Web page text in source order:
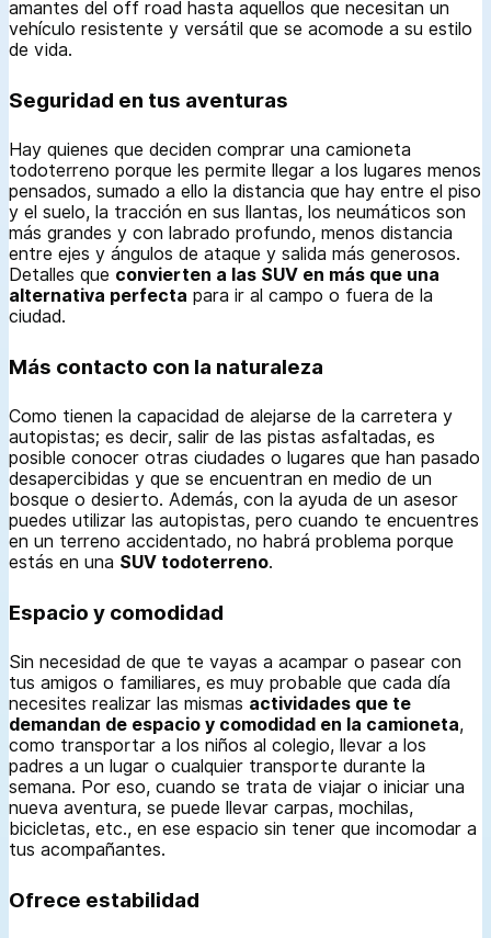
amantes del off road hasta aquellos que necesitan un
vehículo resistente y versátil que se acomode a su estilo
de vida.
Seguridad en tus aventuras
Hay quienes que deciden comprar una camioneta
todoterreno porque les permite llegar a los lugares menos
pensados, sumado a ello la distancia que hay entre el piso
y el suelo, la tracción en sus llantas, los neumáticos son
más grandes y con labrado profundo, menos distancia
entre ejes y ángulos de ataque y salida más generosos.
Detalles que convierten a las SUV en más que una
alternativa perfecta para ir al campo o fuera de la
ciudad.
Más contacto con la naturaleza
Como tienen la capacidad de alejarse de la carretera y
autopistas; es decir, salir de las pistas asfaltadas, es
posible conocer otras ciudades o lugares que han pasado
desapercibidas y que se encuentran en medio de un
bosque o desierto. Además, con la ayuda de un asesor
puedes utilizar las autopistas, pero cuando te encuentres
en un terreno accidentado, no habrá problema porque
estás en una SUV todoterreno.
Espacio y comodidad
Sin necesidad de que te vayas a acampar o pasear con
tus amigos o familiares, es muy probable que cada día
necesites realizar las mismas actividades que te
demandan de espacio y comodidad en la camioneta,
como transportar a los niños al colegio, llevar a los
padres a un lugar o cualquier transporte durante la
semana. Por eso, cuando se trata de viajar o iniciar una
nueva aventura, se puede llevar carpas, mochilas,
bicicletas, etc., en ese espacio sin tener que incomodar a
tus acompañantes.
Ofrece estabilidad